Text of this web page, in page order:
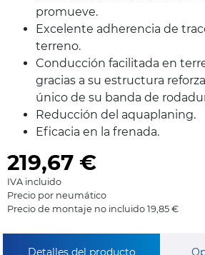
promueve.
Excelente adherencia de
terreno.
Conducción facilitada en
gracias a su estructura
único de su banda de
Reducción del aquaplaning.
Eficacia en la frenada.
219,67 €
IVA incluido
Precio por neumático
Precio de montaje no incluido 19,85 €
Detalles del producto